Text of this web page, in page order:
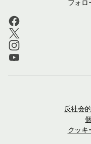
フォロ
反社会
クッキ